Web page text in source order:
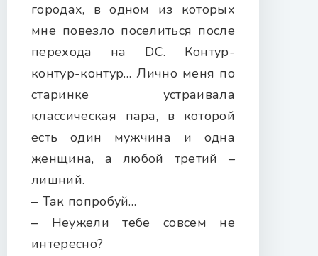
городах, в одном из которых
мне повезло поселиться после
перехода на DС. Контур-
контур-контур… Лично меня по
старинке устраивала
классическая пара, в которой
есть один мужчина и одна
женщина, а любой третий –
лишний.
‒ Так попробуй…
‒ Неужели тебе совсем не
интересно?